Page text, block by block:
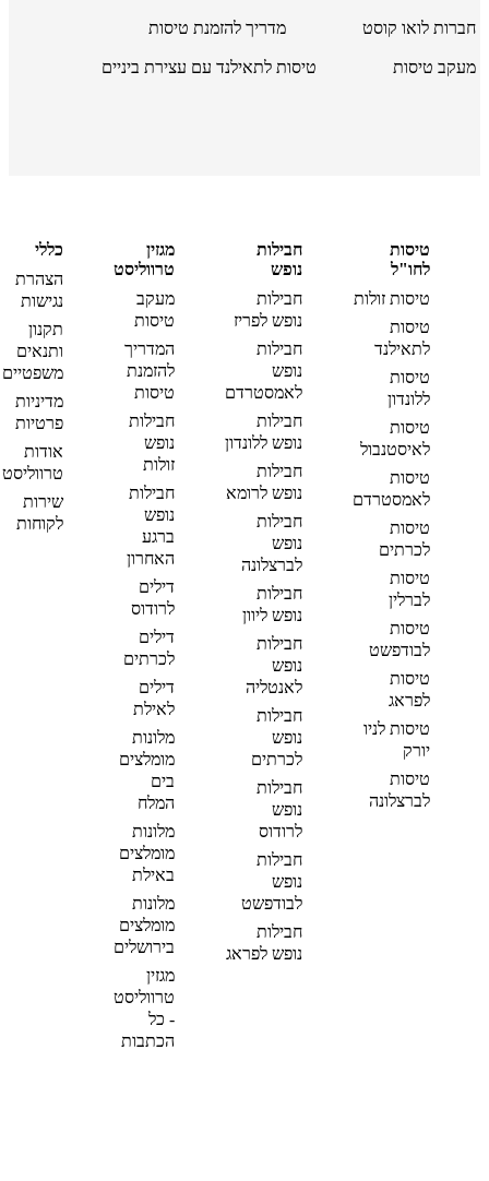
חברות לואו קוסט מדריך להזמנת טיסות
מעקב טיסות טיסות לתאילנד עם עצירת ביניים
טיסות
לחו"ל
טיסות זולות
טיסות
לתאילנד
טיסות
ללונדון
טיסות
לאיסטנבול
טיסות
לאמסטרדם
טיסות
לכרתים
טיסות
לברלין
טיסות
לבודפשט
טיסות
לפראג
טיסות לניו
יורק
טיסות
לברצלונה
חבילות
נופש
חבילות
נופש לפריז
חבילות
נופש
לאמסטרדם
חבילות
נופש ללונדון
חבילות
נופש לרומא
חבילות
נופש
לברצלונה
חבילות
נופש ליוון
חבילות
נופש
לאנטליה
חבילות
נופש
לכרתים
חבילות
נופש
לרודוס
חבילות
נופש
לבודפשט
חבילות
נופש לפראג
מגזין
טרווליסט
מעקב
טיסות
המדריך
להזמנת
טיסות
חבילות
נופש
זולות
חבילות
נופש
ברגע
האחרון
דילים
לרודוס
דילים
לכרתים
דילים
לאילת
מלונות
מומלצים
בים
המלח
מלונות
מומלצים
באילת
מלונות
מומלצים
בירושלים
מגזין
טרווליסט
- כל
הכתבות
כללי
הצהרת
נגישות
תקנון
ותנאים
משפטיים
מדיניות
פרטיות
אודות
טרווליסט
שירות
לקוחות